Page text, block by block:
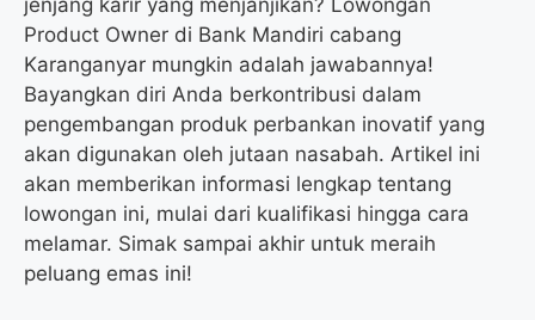
Product Owner di Bank Mandiri cabang
Karanganyar mungkin adalah jawabannya!
Bayangkan diri Anda berkontribusi dalam
pengembangan produk perbankan inovatif yang
akan digunakan oleh jutaan nasabah. Artikel ini
akan memberikan informasi lengkap tentang
lowongan ini, mulai dari kualifikasi hingga cara
melamar. Simak sampai akhir untuk meraih
peluang emas ini!